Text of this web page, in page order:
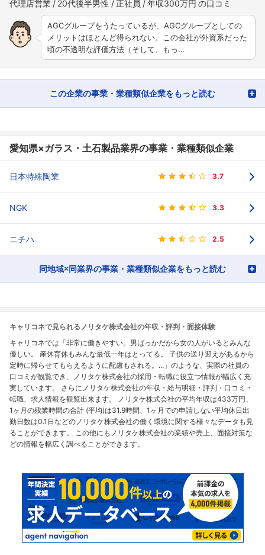
代理店営業 20代後半男性 正社員 年収300万円
AGCグループをうたっているが、AGCグループとしての
メリットはほとんど得られない。この会社が外資系だった
頃の不透明な評価方法（そして、もっ…
この企業の事業・業種類似企業をもっと読む
愛知県×ガラス・土石製品業界の事業・業種類似企業
日本特殊陶業 3.7
NGK 3.3
ニチハ 2.5
同地域×同業界の事業・業種類似企業をもっと読む
キャリコネで見られるノリタケ株式会社の年収・評判・面接体験
キャリコネでは「非常に働きやすい。男ばっかだから女の人がいるとみんな
優しい。 産休育休もみんな最低一年はとってる。 子供の送り迎えがあるから
定時に帰らせてもらえるように配慮もされる。...」のような、実際の社員の
口コミが観覧でき、ノリタケ株式会社の採用・転職に役立つ情報が幅広く充
実しています。 さらにノリタケ株式会社の年収・給与明細・評判・口コミ・
転職、求人情報を観覧出来ます。 ノリタケ株式会社の平均年収は433万円、
1ヶ月の残業時間の合計 (平均)は31.9時間、1ヶ月での申請しない平均休日出
勤日数は0.1日などのノリタケ株式会社の働く環境に関する様々なデータも見
ることができます。 この他にもノリタケ株式会社の業績や売上、面接対策な
どの情報を幅広く調べることができます。